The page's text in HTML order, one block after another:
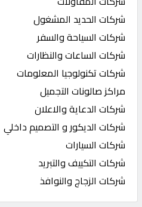
شركات الحديد المشغول
شركات السياحة والسفر
شركات الساعات والنظارات
شركات تكنولوجيا المعلومات
مراكز صالونات التجميل
شركات الدعاية والاعلان
شركات الديكور و التصميم داخلي
شركات السيارات
شركات التكييف والتبريد
شركات الزجاج والنوافذ